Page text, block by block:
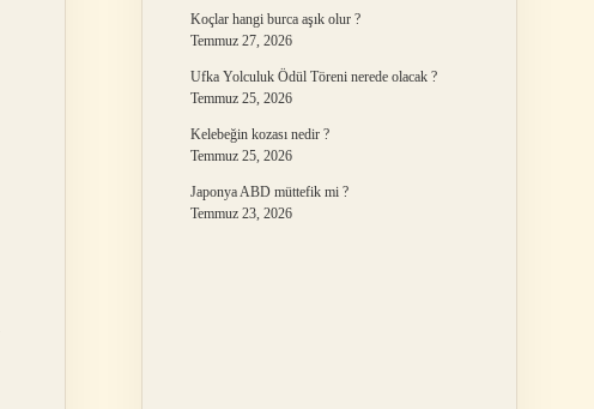
Koçlar hangi burca aşık olur ?
Temmuz 27, 2026
Ufka Yolculuk Ödül Töreni nerede olacak ?
Temmuz 25, 2026
Kelebeğin kozası nedir ?
Temmuz 25, 2026
Japonya ABD müttefik mi ?
Temmuz 23, 2026